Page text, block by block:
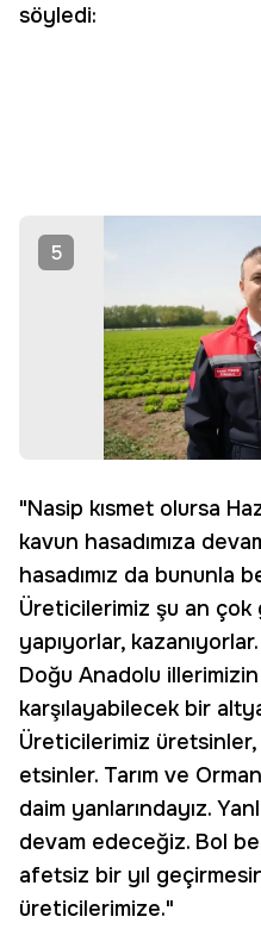
söyledi:
5
"Nasip kısmet olursa
kavun hasadımıza
hasadımız da bununla
Üreticilerimiz şu an
yapıyorlar, kazanıyorlar.
Doğu Anadolu
karşılayabilecek bir
Üreticilerimiz
etsinler. Tarım ve
daim yanlarındayız.
devam edeceğiz. Bol
afetsiz bir yıl
üreticilerimize."